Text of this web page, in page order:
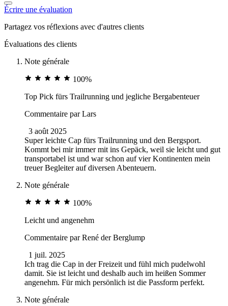
Écrire une évaluation
Partagez vos réflexions avec d'autres clients
Évaluations des clients
Note générale
100%
Top Pick fürs Trailrunning und jegliche Bergabenteuer
Commentaire parLars
3 août 2025
Super leichte Cap fürs Trailrunning und den Bergsport.
Kommt bei mir immer mit ins Gepäck, weil sie leicht und gut
transportabel ist und war schon auf vier Kontinenten mein
treuer Begleiter auf diversen Abenteuern.
Note générale
100%
Leicht und angenehm
Commentaire parRené der Berglump
1 juil. 2025
Ich trag die Cap in der Freizeit und fühl mich pudelwohl
damit. Sie ist leicht und deshalb auch im heißen Sommer
angenehm. Für mich persönlich ist die Passform perfekt.
Note générale